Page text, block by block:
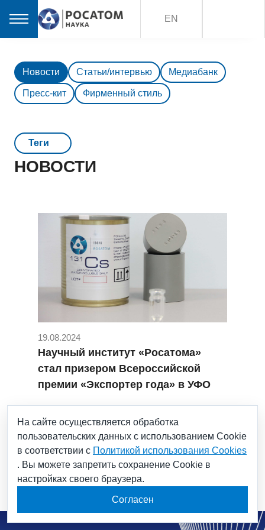
EN
Новости Статьи/интервью Медиабанк
Пресс-кит Фирменный стиль
НОВОСТИ
19.08.2024
Научный институт «Росатома»
стал призером Всероссийской
премии «Экспортер года» в УФО
#Брахитерапия
#ИВВ-2М
#Институт реакторных материалов
#ИРМ
#радионуклид #Урал
#УФО
#Цезий-131
#Экспортер года
Teги
На сайте осуществляется обработка
пользовательских данных с использованием Cookie
в соответствии с Политикой использования Cookies
. Вы можете запретить сохранение Cookie в
настройках своего браузера.
Согласен